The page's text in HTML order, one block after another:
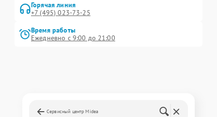
Горячая линия
+7 (495) 023-73-25
Время работы
Ежедневно с 9:00 до 21:00
Сервисный центр Midea